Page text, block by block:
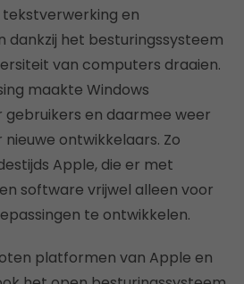
tekstverwerking en
dankzij het besturingssysteem
van computers draaien.
maakte Windows
en daarmee weer
ontwikkelaars. Zo
Apple, die er met
software vrijwel alleen voor
te ontwikkelen.
platformen van Apple en